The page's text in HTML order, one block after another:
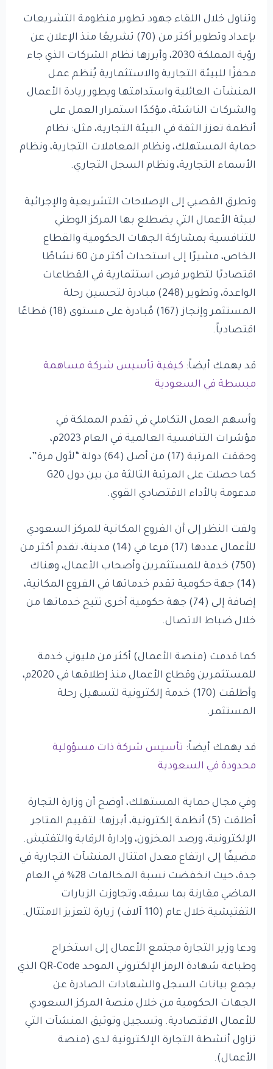
وتناول خلال اللقاء جهود تطوير منظومة التشريعات
بإعداد وتطوير أكثر من (70) تشريعًا منذ الإعلان عن
رؤية المملكة 2030، وأبرزها نظام الشركات الذي جاء
محفزًا للبيئة التجارية والاستثمارية يُنظم عمل
المنشآت العائلية واستدامتها ويطور ريادة الأعمال
والشركات الناشئة، مؤكدًا استمرار العمل على
أنظمة تعزز الثقة في البيئة التجارية، مثل: نظام
حماية المستهلك، ونظام المعاملات التجارية، ونظام
الأسماء التجارية، ونظام السجل التجاري.
وتطرق القصبي إلى الإصلاحات التشريعية والإجرائية
لبيئة الأعمال التي يضطلع بها المركز الوطني
للتنافسية بمشاركة الجهات الحكومية والقطاع
الخاص، مشيرًا إلى استحداث أكثر من 60 نشاطًا
اقتصاديًا لتطوير فرص استثمارية في القطاعات
الواعدة، وتطوير (248) مبادرة لتحسين رحلة
المستثمر وإنجاز (167) مُبادرة على مستوى (18) قطاعًا
اقتصادياً.
قد يهمك أيضاً: كيفية تأسيس شركة مساهمة
مبسطة في السعودية
وأسهم العمل التكاملي في تقدم المملكة في
مؤشرات التنافسية العالمية في العام 2023م،
وحققت المرتبة (17) من أصل (64) دولة “لأول مرة”،
كما حصلت على المرتبة الثالثة من بين دول G20
مدعومة بالأداء الاقتصادي القوي.
ولفت النظر إلى أن الفروع المكانية للمركز السعودي
للأعمال عددها (17) فرعا في (14) مدينة، تقدم أكثر من
(750) خدمة للمستثمرين وأصحاب الأعمال، وهناك
(14) جهة حكومية تقدم خدماتها في الفروع المكانية،
إضافة إلى (74) جهة حكومية أخرى تتيح خدماتها من
خلال ضباط الاتصال.
كما قدمت (منصة الأعمال) أكثر من مليوني خدمة
للمستثمرين وقطاع الأعمال منذ إطلاقها في 2020م،
وأطلقت (170) خدمة إلكترونية لتسهيل رحلة
المستثمر.
قد يهمك أيضاً: تأسيس شركة ذات مسؤولية
محدودة في السعودية
وفي مجال حماية المستهلك، أوضح أن وزارة التجارة
أطلقت (5) أنظمة إلكترونية، أبرزها: لتقييم المتاجر
الإلكترونية، ورصد المخزون، وإدارة الرقابة والتفتيش.
مضيفًا إلى ارتفاع معدل امتثال المنشآت التجارية في
جدة، حيث انخفضت نسبة المخالفات 28% في العام
الماضي مقارنة بما سبقه، وتجاوزت الزيارات
التفتيشية خلال عام (110 آلاف) زيارة لتعزيز الامتثال.
ودعا وزير التجارة مجتمع الأعمال إلى استخراج
وطباعة شهادة الرمز الإلكتروني الموحد QR-Code الذي
يجمع بيانات السجل والشهادات الصادرة عن
الجهات الحكومية من خلال منصة المركز السعودي
للأعمال الاقتصادية. وتسجيل وتوثيق المنشآت التي
تزاول أنشطة التجارة الإلكترونية لدى (منصة
الأعمال).